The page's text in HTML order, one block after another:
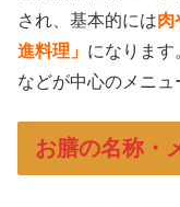
され、基本的には肉
進料理」 になりま
などが中心のメニュ
お膳の名称・